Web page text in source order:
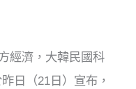
經濟，大韓民國科
日（21日）宣布，